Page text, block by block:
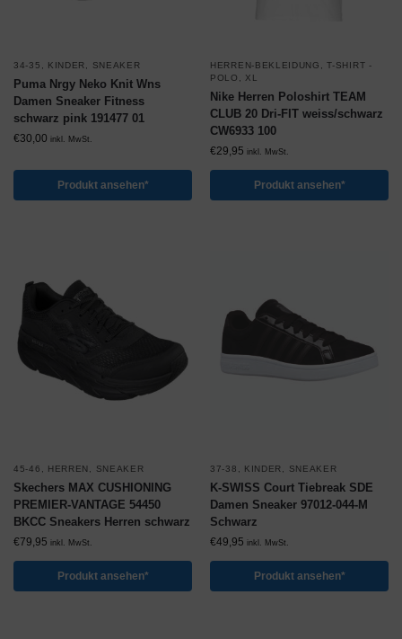
34-35 KINDER SNEAKER
Puma Nrgy Neko Knit Wns
Damen Sneaker Fitness
schwarz pink 191477 01
€30,00 inkl. MwSt.
Produkt ansehen*
HERREN-BEKLEIDUNG ,T-SHIRT -
POLO
XL
Nike Herren Poloshirt TEAM
CLUB 20 Dri-FIT weiss/schwarz
CW6933 100
€29,95 inkl. MwSt.
Produkt ansehen*
45-46 HERREN SNEAKER
Skechers MAX CUSHIONING
PREMIER-VANTAGE 54450
BKCC Sneakers Herren schwarz
€79,95 inkl. MwSt.
Produkt ansehen*
37-38 KINDER SNEAKER
K-SWISS Court Tiebreak SDE
Damen Sneaker 97012-044-M
Schwarz
€49,95 inkl. MwSt.
Produkt ansehen*